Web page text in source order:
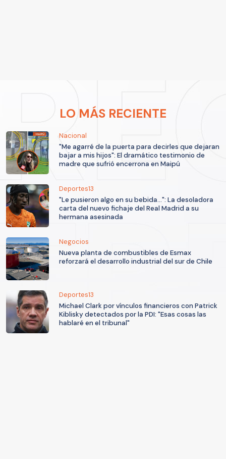
LO MÁS RECIENTE
Nacional
"Me agarré de la puerta para decirles que dejaran
bajar a mis hijos": El dramático testimonio de
madre que sufrió encerrona en Maipú
Deportes13
"Le pusieron algo en su bebida...": La desoladora
carta del nuevo fichaje del Real Madrid a su
hermana asesinada
Negocios
Nueva planta de combustibles de Esmax
reforzará el desarrollo industrial del sur de Chile
Deportes13
Michael Clark por vínculos financieros con Patrick
Kiblisky detectados por la PDI: "Esas cosas las
hablaré en el tribunal"